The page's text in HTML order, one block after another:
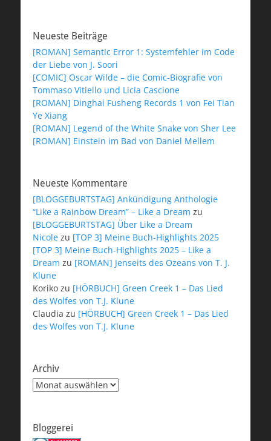
Neueste Beiträge
[ROMAN] Semantic Error 1: Systemfehler im Code
der Liebe von J. Soori
[COMIC] Oscar Wilde – die Comic-Biografie von
Tommaso Vitiello und Licia Cascione
[ROMAN] Dinghai Fusheng Records 1 von Fei Tian
Ye Xiang
[ROMAN] Legend of the White Snake von Sher Lee
[ROMAN] Einstein im Bad von Daniel Mellem
Neueste Kommentare
[BLOGGEBURTSTAG] Ankündigung Anthologie
“Like a Rainbow Dream” – Like a Dream zu
[BLOGGEBURTSTAG] Über Like a Dream
Nicole zu [TOP 3] Meine Buch-Highlights 2025
[TOP 3] Meine Buch-Highlights 2025 – Like a
Dream zu [ROMAN] Jenseits des Ozeans von T. J.
Klune
Koriko zu [HÖRBUCH] Green Creek 1 – Das Lied
des Wolfes von T.J. Klune
Claudia zu [HÖRBUCH] Green Creek 1 – Das Lied
des Wolfes von T.J. Klune
Archiv
Archiv
Bloggerei